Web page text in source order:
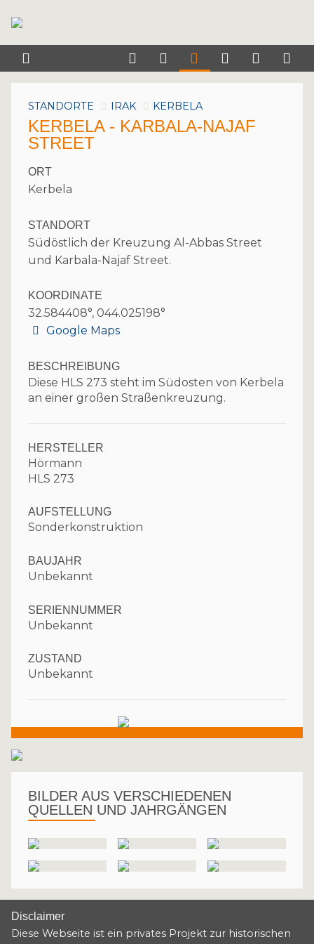
STANDORTE IRAK KERBELA
KERBELA - KARBALA-NAJAF
STREET
ORT
Kerbela
STANDORT
Südöstlich der Kreuzung Al-Abbas Street
und Karbala-Najaf Street.
KOORDINATE
32.584408°, 044.025198°
Google Maps
BESCHREIBUNG
Diese HLS 273 steht im Südosten von Kerbela
an einer großen Straßenkreuzung.
HERSTELLER
Hörmann
HLS 273
AUFSTELLUNG
Sonderkonstruktion
BAUJAHR
Unbekannt
SERIENNUMMER
Unbekannt
ZUSTAND
Unbekannt
BILDER AUS VERSCHIEDENEN
QUELLEN UND JAHRGÄNGEN
Disclaimer
Diese Webseite ist ein privates Projekt zur historischen